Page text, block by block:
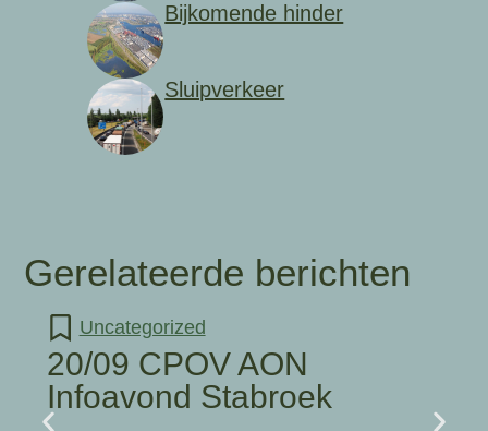
Bijkomende hinder
Sluipverkeer
Gerelateerde berichten
Uncategorized
20/09 CPOV AON
Infoavond Stabroek